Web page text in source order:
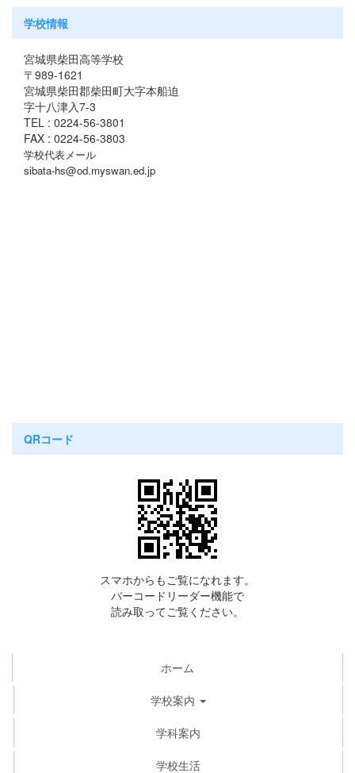
学校情報
宮城県柴田高等学校
〒989-1621
宮城県柴田郡柴田町大字本船迫
字十八津入7-3
TEL : 0224-56-3801
FAX : 0224-56-3803
学校代表メール
sibata-hs@od.myswan.ed.jp
QRコード
スマホからもご覧になれます。
バーコードリーダー機能で
読み取ってご覧ください。
ホーム
学校案内
学科案内
学校生活